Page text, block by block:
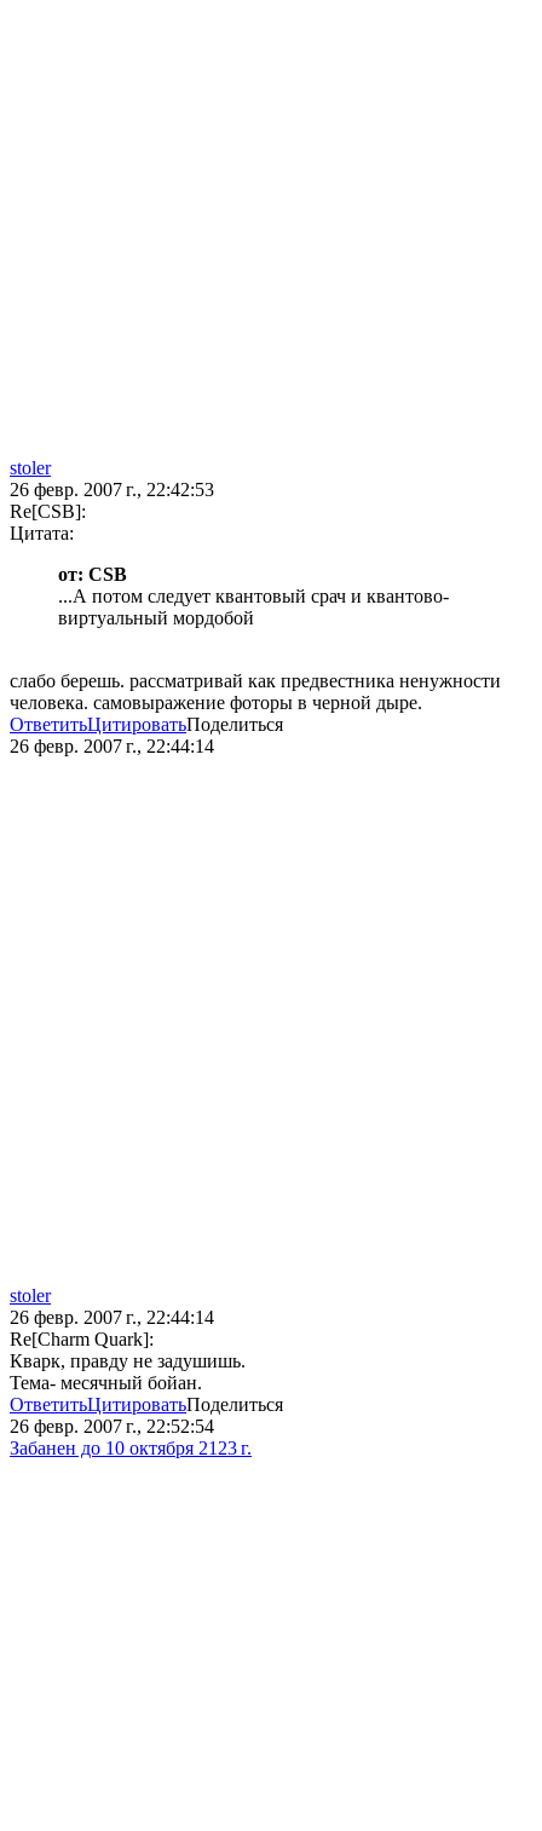
stoler
26 февр. 2007 г., 22:42:53
Re[CSB]:
Цитата:
от: CSB
...А потом следует квантовый срач и квантово-
виртуальный мордобой
слабо берешь. рассматривай как предвестника ненужности
человека. самовыражение фоторы в черной дыре.
ОтветитьЦитироватьПоделиться
26 февр. 2007 г., 22:44:14
stoler
26 февр. 2007 г., 22:44:14
Re[Charm Quark]:
Кварк, правду не задушишь.
Тема- месячный бойан.
ОтветитьЦитироватьПоделиться
26 февр. 2007 г., 22:52:54
Забанен до 10 октября 2123 г.